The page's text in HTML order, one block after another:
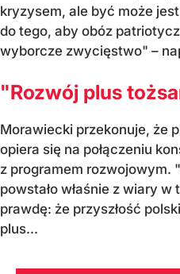
kryzysem, ale być może
do tego, aby obóz
wyborcze zwycięstwo" –
"Rozwój plus
Morawiecki przekonuje, że
opiera się na połączeniu
z programem rozwojowym.
powstało właśnie z wiary
prawdę: że przyszłość
plus...